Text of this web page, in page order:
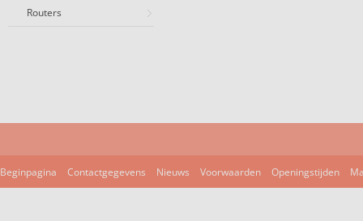
Routers
Beginpagina Contactgegevens Nieuws Voorwaarden Openingstijden